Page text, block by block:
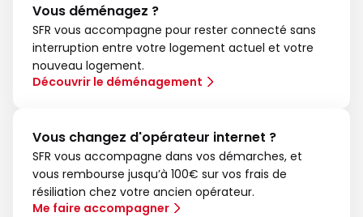
Vous déménagez ?
SFR vous accompagne pour rester connecté sans
interruption entre votre logement actuel et votre
nouveau logement.
Découvrir le déménagement
Vous changez d'opérateur internet ?
SFR vous accompagne dans vos démarches, et
vous rembourse jusqu’à 100€ sur vos frais de
résiliation chez votre ancien opérateur.
Me faire accompagner